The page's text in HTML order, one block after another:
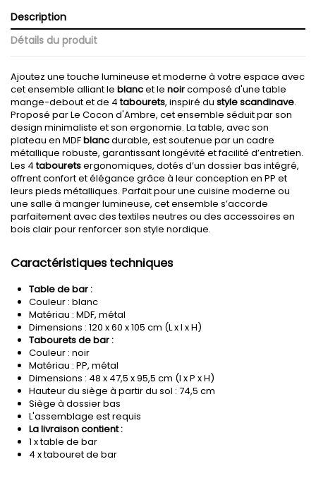
Description
Détails du produit
Ajoutez une touche lumineuse et moderne à votre espace avec
cet ensemble alliant le blancet le noircomposé d'une table
mange-debout et de 4tabourets, inspiré du style scandinave.
Proposé par Le Cocon d'Ambre, cet ensemble séduit par son
design minimaliste et son ergonomie. La table, avec son
plateau en MDFblancdurable, est soutenue par un cadre
métallique robuste, garantissant longévité et facilité d’entretien.
Les 4tabouretsergonomiques, dotés d’un dossier bas intégré,
offrent confort et élégance grâce à leur conception en PP et
leurs pieds métalliques. Parfait pour une cuisine moderne ou
une salle à manger lumineuse, cet ensemble s’accorde
parfaitement avec des textiles neutres ou des accessoires en
bois clair pour renforcer son style nordique.
Caractéristiques techniques
Table de bar :
Couleur : blanc
Matériau : MDF, métal
Dimensions : 120 x 60 x 105 cm (L x l x H)
Tabourets de bar :
Couleur : noir
Matériau : PP, métal
Dimensions : 48 x 47,5 x 95,5 cm (l x P x H)
Hauteur du siège à partir du sol : 74,5 cm
Siège à dossier bas
L'assemblage est requis
La livraison contient :
1 x table de bar
4 x tabouret de bar